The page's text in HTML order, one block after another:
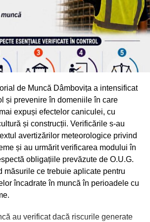
DÂMBOVIŢA
FONDURI
PARC INDUSTRIAL MORENI
1 an de mandat la CJ
în care s-au inițiat proiecte mari
personal contractual
de Muncă Dâmbovița a intensificat
și prevenire în domeniile în care
expuși efectelor caniculei, cu
și construcții. Verificările s-au
avertizărilor meteorologice privind
și au urmărit verificarea modului în
obligațiile prevăzute de O.U.G.
măsurile ce trebuie aplicate pentru
încadrate în muncă în perioadele cu
au verificat dacă riscurile generate